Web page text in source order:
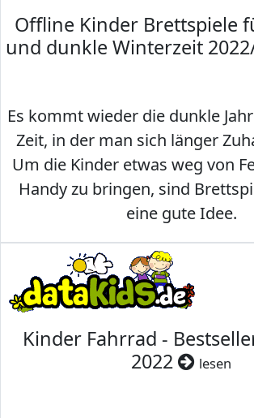
Offline Kinder Brettspiele
und dunkle Winterzeit
Es kommt wieder die dunkle
Zeit, in der man sich länger
Um die Kinder etwas weg von
Handy zu bringen, sind
eine gute Idee.
Kinder Fahrrad -
2022
lesen